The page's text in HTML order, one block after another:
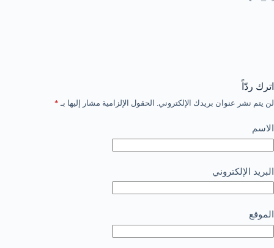
اترك ردّاً
لن يتم نشر عنوان بريدك الإلكتروني. الحقول الإلزامية مشار إليها بـ *
الاسم
البريد الإلكتروني
الموقع